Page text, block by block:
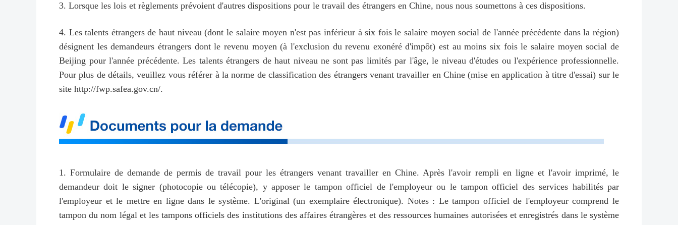
3. Lorsque les lois et règlements prévoient d'autres dispositions pour le travail des étrangers en Chine, nous nous soumettons à ces dispositions.
4. Les talents étrangers de haut niveau (dont le salaire moyen n'est pas inférieur à six fois le salaire moyen social de l'année précédente dans la région)
désignent les demandeurs étrangers dont le revenu moyen (à l'exclusion du revenu exonéré d'impôt) est au moins six fois le salaire moyen social de
Beijing pour l'année précédente. Les talents étrangers de haut niveau ne sont pas limités par l'âge, le niveau d'études ou l'expérience professionnelle.
Pour plus de détails, veuillez vous référer à la norme de classification des étrangers venant travailler en Chine (mise en application à titre d'essai) sur le
site http://fwp.safea.gov.cn/.
1. Formulaire de demande de permis de travail pour les étrangers venant travailler en Chine. Après l'avoir rempli en ligne et l'avoir imprimé, le
demandeur doit le signer (photocopie ou télécopie), y apposer le tampon officiel de l'employeur ou le tampon officiel des services habilités par
l'employeur et le mettre en ligne dans le système. L'original (un exemplaire électronique). Notes : Le tampon officiel de l'employeur comprend le
tampon du nom légal et les tampons officiels des institutions des affaires étrangères et des ressources humaines autorisées et enregistrés dans le système